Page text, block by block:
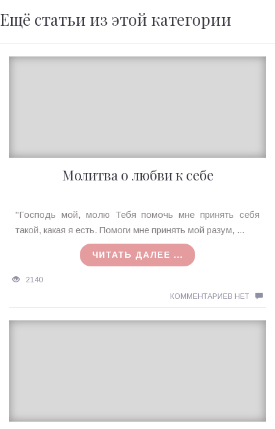
Ещё статьи из этой категории
Молитва о любви к себе
Ирина
MagicTantra
"Господь мой, молю Тебя помочь мне принять себя
такой, какая я есть. Помоги мне принять мой разум, ...
ЧИТАТЬ ДАЛЕЕ ...
2140
КОММЕНТАРИЕВ НЕТ